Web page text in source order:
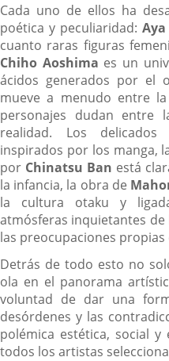
Cada uno de ellos ha
poética y peculiaridad:
cuanto raras figuras
Chiho Aoshima es un
ácidos generados por el
mueve a menudo entre
personajes dudan entre
realidad. Los
inspirados por los manga,
por Chinatsu Ban está
la infancia, la obra de
la cultura otaku y
atmósferas inquietantes
las preocupaciones propias
Detrás de todo esto no
ola en el panorama
voluntad de dar una
desórdenes y las
polémica estética, social
todos los artistas